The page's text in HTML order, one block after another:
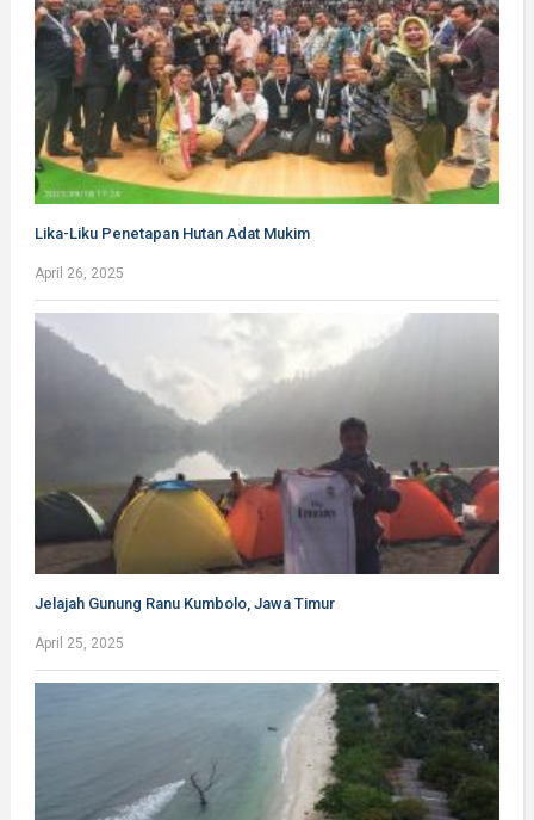
Lika-Liku Penetapan Hutan Adat Mukim
April 26, 2025
Jelajah Gunung Ranu Kumbolo, Jawa Timur
April 25, 2025